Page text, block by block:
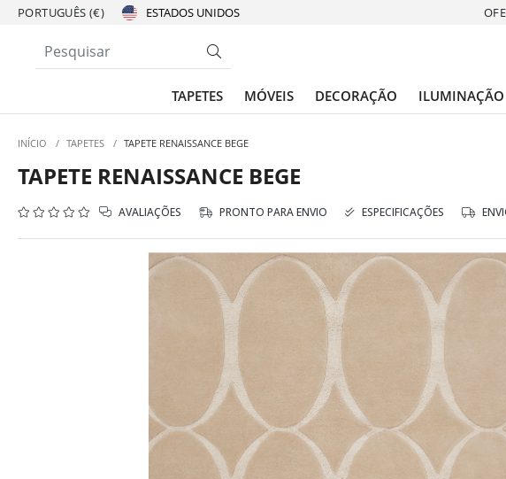
PORTUGUÊS (€)
TAPETES MÓVEIS DECORAÇÃO ILUMINAÇÃO
INÍCIO / TAPETES / TAPETE RENAISSANCE BEGE
TAPETE RENAISSANCE BEGE
AVALIAÇÕES PRONTO PARA ENVIO ESPECIFICAÇÕES